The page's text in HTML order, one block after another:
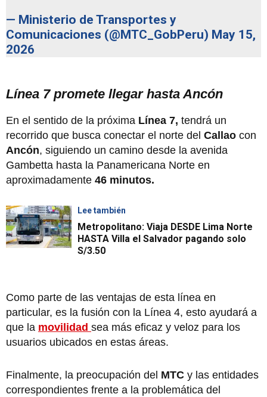
— Ministerio de Transportes y
Comunicaciones (@MTC_GobPeru) May 15,
2026
Línea 7 promete llegar hasta Ancón
En el sentido de la próxima Línea 7, tendrá un
recorrido que busca conectar el norte del Callao con
Ancón, siguiendo un camino desde la avenida
Gambetta hasta la Panamericana Norte en
aproximadamente 46 minutos.
Lee también
Metropolitano: Viaja DESDE Lima Norte
HASTA Villa el Salvador pagando solo
S/3.50
Como parte de las ventajas de esta línea en
particular, es la fusión con la Línea 4, esto ayudará a
que la movilidad sea más eficaz y veloz para los
usuarios ubicados en estas áreas.
Finalmente, la preocupación del MTC y las entidades
correspondientes frente a la problemática del